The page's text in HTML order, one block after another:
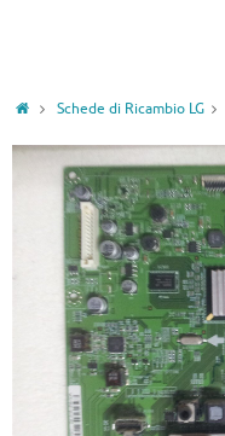
HomeSchede di Ricambio LG